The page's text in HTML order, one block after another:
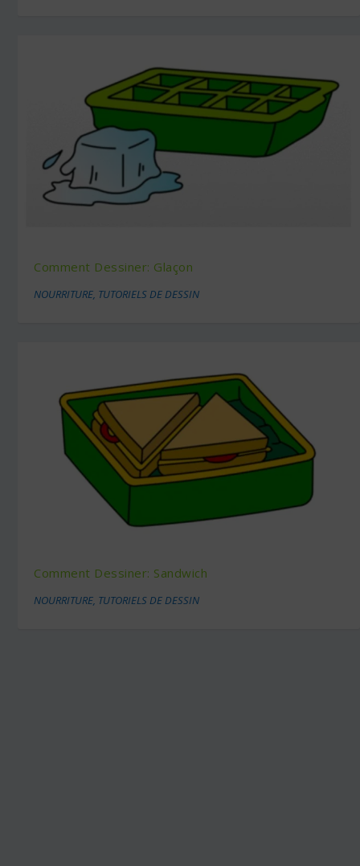
Comment Dessiner: Glaçon
NOURRITURE TUTORIELS DE DESSIN
Comment Dessiner: Sandwich
NOURRITURE, TUTORIELS DE DESSIN